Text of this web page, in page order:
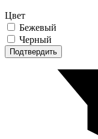
Цвет
Бежевый
Черный
Подтвердить